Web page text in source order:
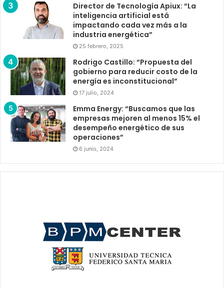
Director de Tecnología Apiux: “La
inteligencia artificial está
impactando cada vez más a la
industria energética”
25 febrero, 2025
Rodrigo Castillo: “Propuesta del
gobierno para reducir costo de la
energía es inconstitucional”
17 julio, 2024
Emma Energy: “Buscamos que las
empresas mejoren al menos 15% el
desempeño energético de sus
operaciones”
6 junio, 2024